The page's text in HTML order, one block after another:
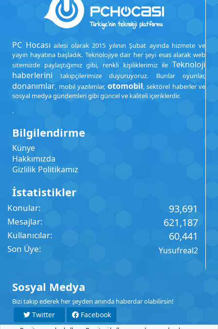
PC Hocası ailesi olarak 2015 yılının Şubat ayında hizmete ve
yayın hayatına başladık. Teknolojiye dair her şeyi esas alarak web
sitemizde paylaştığımız gibi, renkli kişiliklerimiz ile Teknoloji
haberlerini takipçilerimize duyuruyoruz. Bunlar oyunlar,
donanımlar, mobil yazılımlar, otomobil, sektörel haberler ve
sosyal medya gündemleri gibi güncel ve kaliteli içeriklerdir.
.
Bilgilendirme
Künye
Hakkımızda
Gizlilik Politikamız
İstatistikler
Konular 93,691
Mesajlar 621,187
Kullanıcılar 60,441
Son Üye Yusufreal2
Sosyal Medya
Bizi takip ederek her şeyden anında haberdar olabilirsin!
Twitter
Facebook